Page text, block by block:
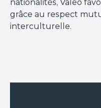
nationalités, Valeo
grâce au respect
interculturelle.